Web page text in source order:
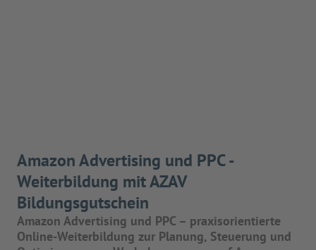
Amazon Advertising und PPC -
Weiterbildung mit AZAV
Bildungsgutschein
Amazon Advertising und PPC – praxisorientierte
Online-Weiterbildung zur Planung, Steuerung und